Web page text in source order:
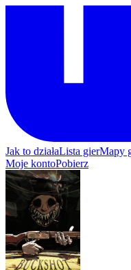
Jak to działaLista gierMapy
Moje kontoPobierz